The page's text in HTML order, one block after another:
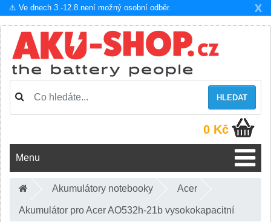
X
⚠️ Ve dnech 3.-12.8.není možný osobní odběr.
HLEDAT
0 Kč
Menu
Akumulátory notebooky Acer
Akumulátor pro Acer AO532h-21b vysokokapacitní